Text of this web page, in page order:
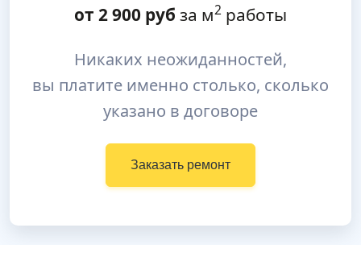
от 2 900 руб за м2 работы
Никаких неожиданностей,
вы платите именно столько, сколько
указано в договоре
Заказать ремонт